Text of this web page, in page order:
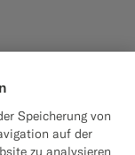
Speicherung von
auf der
zu analysieren